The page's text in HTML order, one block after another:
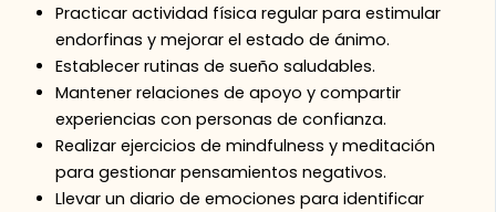
Practicar actividad física regular para estimular
endorfinas y mejorar el estado de ánimo.
Establecer rutinas de sueño saludables.
Mantener relaciones de apoyo y compartir
experiencias con personas de confianza.
Realizar ejercicios de mindfulness y meditación
para gestionar pensamientos negativos.
Llevar un diario de emociones para identificar